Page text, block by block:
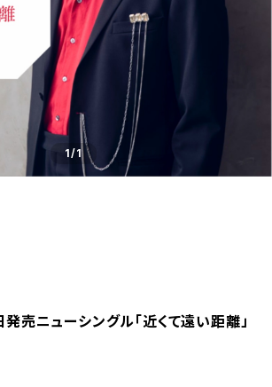
1/1
売ニューシングル「近くて遠い距離」